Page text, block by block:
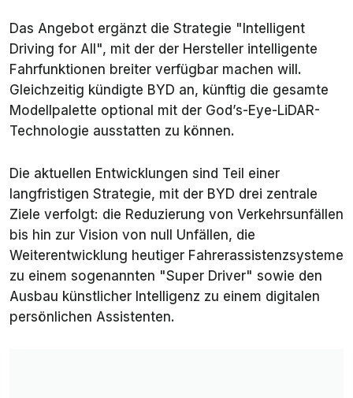
Das Angebot ergänzt die Strategie "Intelligent
Driving for All", mit der der Hersteller intelligente
Fahrfunktionen breiter verfügbar machen will.
Gleichzeitig kündigte BYD an, künftig die gesamte
Modellpalette optional mit der God’s-Eye-LiDAR-
Technologie ausstatten zu können.
Die aktuellen Entwicklungen sind Teil einer
langfristigen Strategie, mit der BYD drei zentrale
Ziele verfolgt: die Reduzierung von Verkehrsunfällen
bis hin zur Vision von null Unfällen, die
Weiterentwicklung heutiger Fahrerassistenzsysteme
zu einem sogenannten "Super Driver" sowie den
Ausbau künstlicher Intelligenz zu einem digitalen
persönlichen Assistenten.